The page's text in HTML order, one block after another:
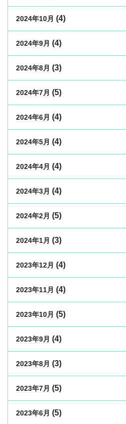
2024年10月 (4)
2024年9月 (4)
2024年8月 (3)
2024年7月 (5)
2024年6月 (4)
2024年5月 (4)
2024年4月 (4)
2024年3月 (4)
2024年2月 (5)
2024年1月 (3)
2023年12月 (4)
2023年11月 (4)
2023年10月 (5)
2023年9月 (4)
2023年8月 (3)
2023年7月 (5)
2023年6月 (5)